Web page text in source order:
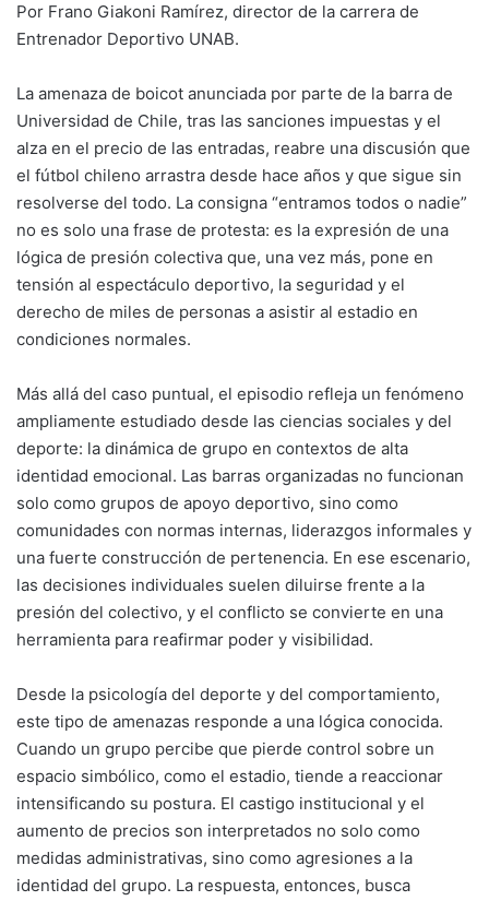
Por Frano Giakoni Ramírez, director de la carrera de
Entrenador Deportivo UNAB.
La amenaza de boicot anunciada por parte de la barra de
Universidad de Chile, tras las sanciones impuestas y el
alza en el precio de las entradas, reabre una discusión que
el fútbol chileno arrastra desde hace años y que sigue sin
resolverse del todo. La consigna “entramos todos o nadie”
no es solo una frase de protesta: es la expresión de una
lógica de presión colectiva que, una vez más, pone en
tensión al espectáculo deportivo, la seguridad y el
derecho de miles de personas a asistir al estadio en
condiciones normales.
Más allá del caso puntual, el episodio refleja un fenómeno
ampliamente estudiado desde las ciencias sociales y del
deporte: la dinámica de grupo en contextos de alta
identidad emocional. Las barras organizadas no funcionan
solo como grupos de apoyo deportivo, sino como
comunidades con normas internas, liderazgos informales y
una fuerte construcción de pertenencia. En ese escenario,
las decisiones individuales suelen diluirse frente a la
presión del colectivo, y el conflicto se convierte en una
herramienta para reafirmar poder y visibilidad.
Desde la psicología del deporte y del comportamiento,
este tipo de amenazas responde a una lógica conocida.
Cuando un grupo percibe que pierde control sobre un
espacio simbólico, como el estadio, tiende a reaccionar
intensificando su postura. El castigo institucional y el
aumento de precios son interpretados no solo como
medidas administrativas, sino como agresiones a la
identidad del grupo. La respuesta, entonces, busca